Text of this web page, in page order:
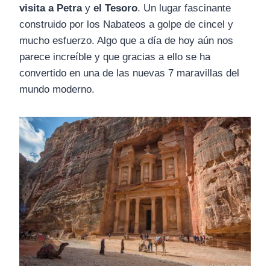
visita a Petray el Tesoro. Un lugar fascinante
construido por los Nabateos a golpe de cincel y
mucho esfuerzo. Algo que a día de hoy aún nos
parece increíble y que gracias a ello se ha
convertido en una de las nuevas 7 maravillas del
mundo moderno.